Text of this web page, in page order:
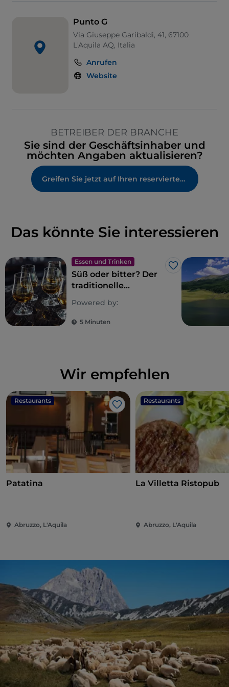
Punto G
Via Giuseppe Garibaldi, 41, 67100
L'Aquila AQ, Italia
Anrufen
Website
BETREIBER DER BRANCHE
Sie sind der Geschäftsinhaber und
möchten Angaben aktualisieren?
Greifen Sie jetzt auf Ihren reservierten Bereich zu
Das könnte Sie interessieren
Essen und Trinken
Like
Süß oder bitter? Der
traditionelle
Mahlzeit aus den
Abruzzen
Powered by:
5 Minuten
Wir empfehlen
Restaurants
Like
Patatina
Abruzzo, L'Aquila
Restaurants
La Villetta Ristopub
Abruzzo, L'Aquila